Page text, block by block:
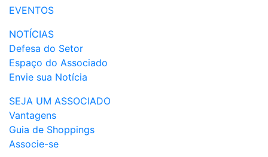
EVENTOS
NOTÍCIAS
Defesa do Setor
Espaço do Associado
Envie sua Notícia
SEJA UM ASSOCIADO
Vantagens
Guia de Shoppings
Associe-se